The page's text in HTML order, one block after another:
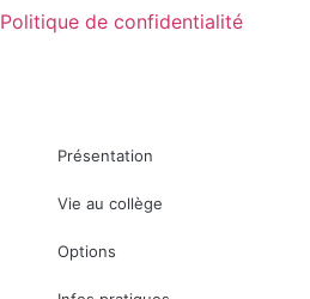
Politique de confidentialité
Présentation
Vie au collège
Options